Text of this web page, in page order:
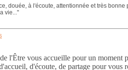
douée, à l'écoute, attentionnée et très
vie..."
l'Être vous accueille pour un moment
d'écoute, de partage pour vous